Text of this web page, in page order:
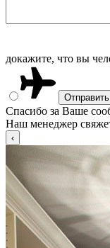
докажите, что вы
Спасибо за Ваше
Наш менеджер